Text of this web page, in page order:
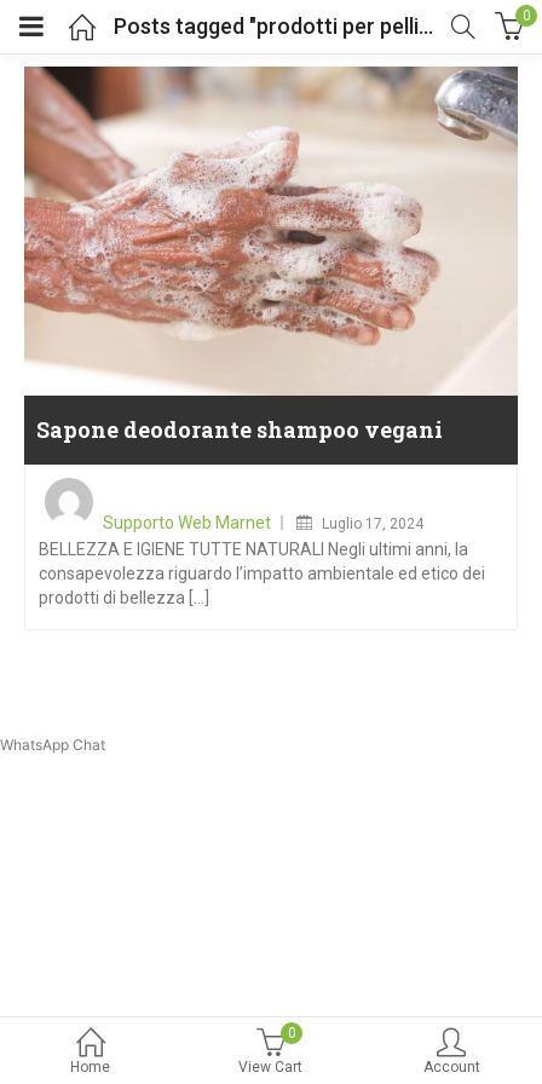
Posts tagged "prodotti per pelli sensibili" 0
Home
0
View Cart
Account
Sapone deodorante shampoo vegani
Supporto Web Marnet
Luglio 17, 2024
BELLEZZA E IGIENE TUTTE NATURALI Negli ultimi anni, la
consapevolezza riguardo l’impatto ambientale ed etico dei
prodotti di bellezza [...]
WhatsApp Chat